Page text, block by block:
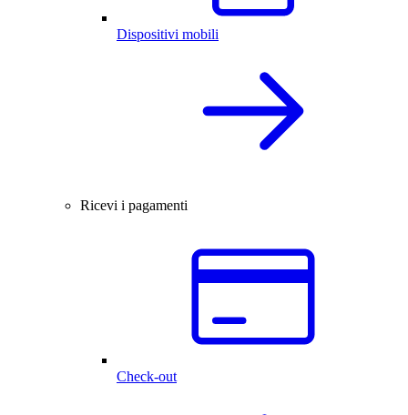
Dispositivi mobili
Ricevi i pagamenti
Check-out